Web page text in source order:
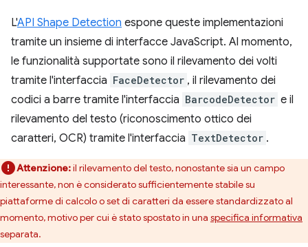
L'API Shape Detection espone queste implementazioni
tramite un insieme di interfacce JavaScript. Al momento,
le funzionalità supportate sono il rilevamento dei volti
tramite l'interfaccia FaceDetector , il rilevamento dei
codici a barre tramite l'interfaccia BarcodeDetector e il
rilevamento del testo (riconoscimento ottico dei
caratteri, OCR) tramite l'interfaccia TextDetector .
Attenzione:il rilevamento del testo, nonostante sia un campo
interessante, non è considerato sufficientemente stabile su
piattaforme di calcolo o set di caratteri da essere standardizzato al
momento, motivo per cui è stato spostato in una specifica informativa
separata.